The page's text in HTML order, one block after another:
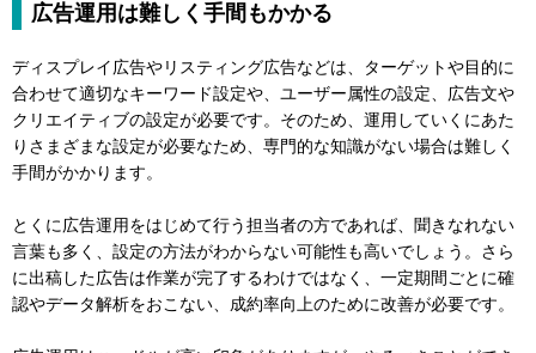
広告運用は難しく手間もかかる
ディスプレイ広告やリスティング広告などは、ターゲットや目的に
合わせて適切なキーワード設定や、ユーザー属性の設定、広告文や
クリエイティブの設定が必要です。そのため、運用していくにあた
りさまざまな設定が必要なため、専門的な知識がない場合は難しく
手間がかかります。
とくに広告運用をはじめて行う担当者の方であれば、聞きなれない
言葉も多く、設定の方法がわからない可能性も高いでしょう。さら
に出稿した広告は作業が完了するわけではなく、一定期間ごとに確
認やデータ解析をおこない、成約率向上のために改善が必要です。